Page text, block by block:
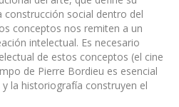
social dentro del
conceptos nos remiten a un
intelectual. Es necesario
de estos conceptos (el cine
de Pierre Bordieu es esencial
la historiografía construyen el